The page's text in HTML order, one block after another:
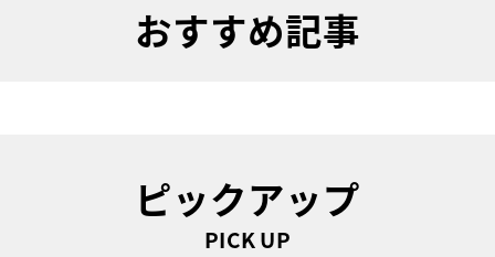
おすすめ記事
ピックアップ
PICK UP